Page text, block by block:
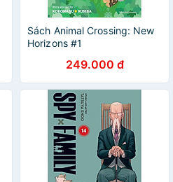
Sách Animal Crossing: New
Horizons #1
249.000 đ